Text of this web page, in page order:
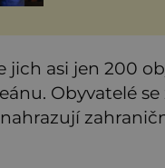
jich asi jen 200
Obyvatelé